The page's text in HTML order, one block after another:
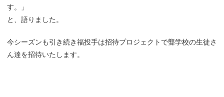
す。」
と、語りました。
今シーズンも引き続き福投手は招待プロジェクトで聾学校の生徒さ
ん達を招待いたします。